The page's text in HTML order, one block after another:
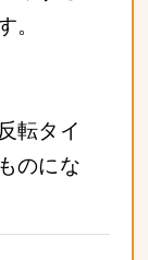
。
転タイ
のにな